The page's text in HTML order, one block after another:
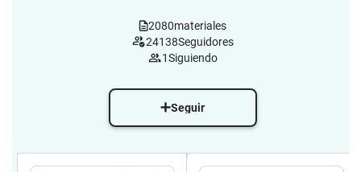
2080materiales
24138Seguidores
1Siguiendo
Seguir